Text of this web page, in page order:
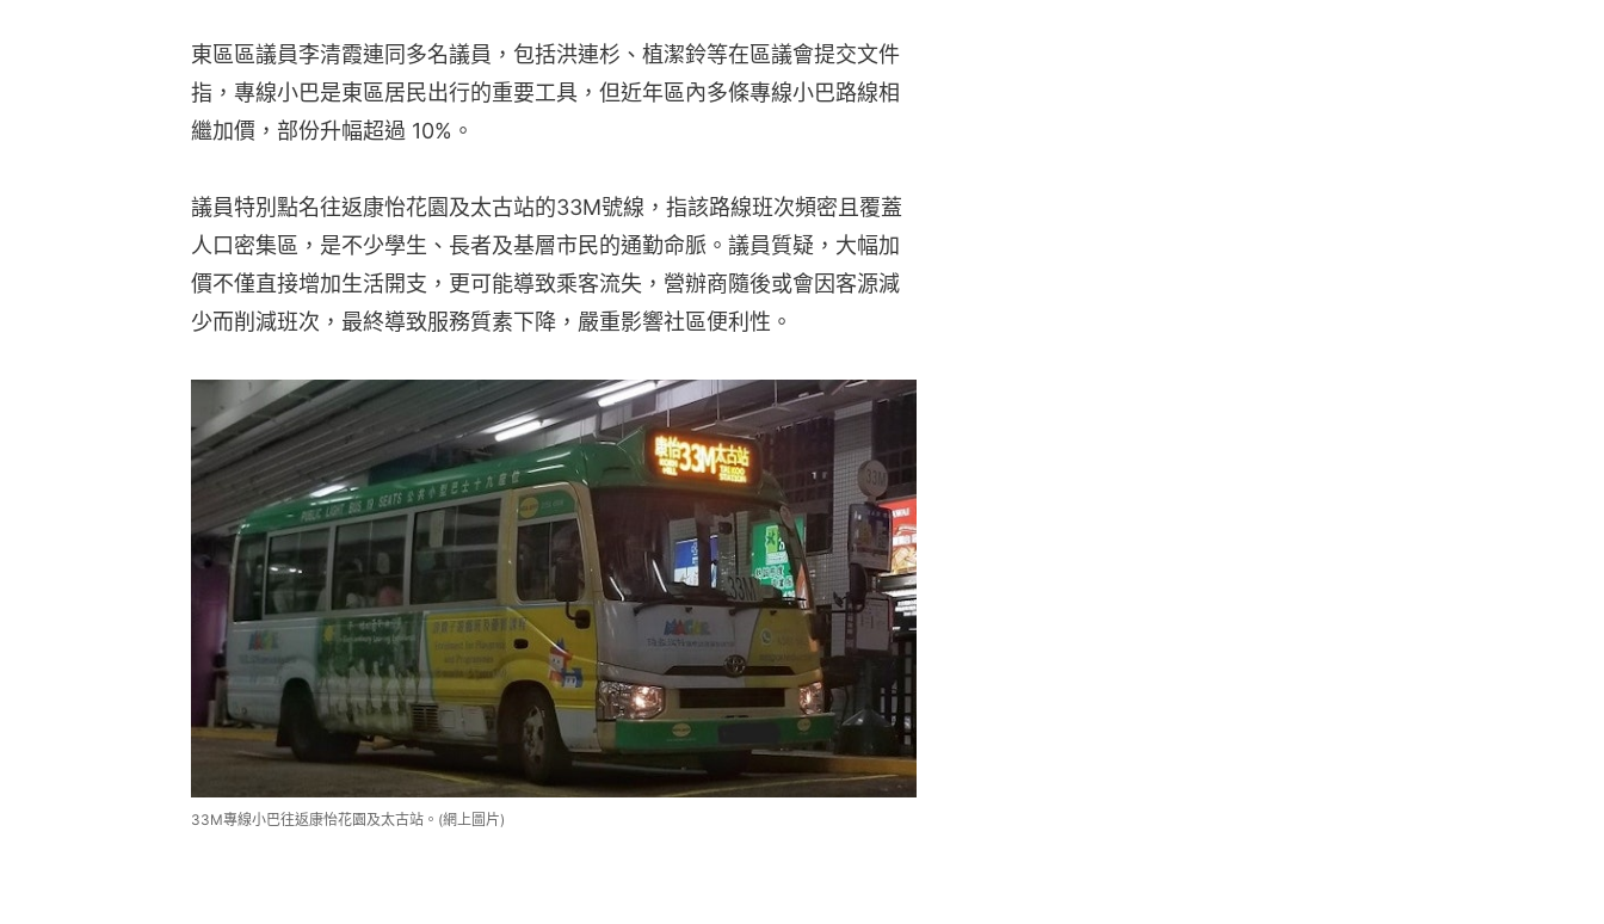
東區區議員李清霞連同多名議員，包括洪連杉、植潔鈴等在區議會提交文件
指，專線小巴是東區居民出行的重要工具，但近年區內多條專線小巴路線相
繼加價，部份升幅超過 10%。
議員特別點名往返康怡花園及太古站的33M號線，指該路線班次頻密且覆蓋
人口密集區，是不少學生、長者及基層市民的通勤命脈。議員質疑，大幅加
價不僅直接增加生活開支，更可能導致乘客流失，營辦商隨後或會因客源減
少而削減班次，最終導致服務質素下降，嚴重影響社區便利性。
33M專線小巴往返康怡花園及太古站。(網上圖片)